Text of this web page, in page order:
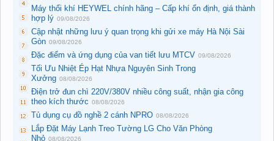
Máy thổi khí HEYWEL chính hãng – Cấp khí ổn định, giá thành
hợp lý 09/08/2026
Cập nhật những lưu ý quan trọng khi gửi xe máy Hà Nội Sài
Gòn 09/08/2026
Đặc điểm và ứng dụng của van tiết lưu MTCV 09/08/2026
Tối Ưu Nhiệt Ép Hạt Nhựa Nguyên Sinh Trong
Xưởng 08/08/2026
Điện trở đun chì 220V/380V nhiều công suất, nhận gia công
theo kích thước 08/08/2026
Tủ dụng cụ đồ nghề 2 cánh NPRO 08/08/2026
Lắp Đặt Máy Lạnh Treo Tường LG Cho Văn Phòng
Nhỏ 08/08/2026